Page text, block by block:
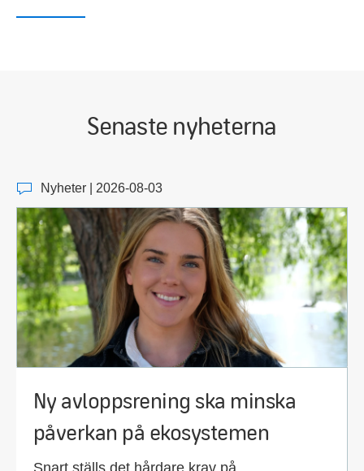
Senaste nyheterna
Nyheter | 2026-08-03
Ny avloppsrening ska minska
påverkan på ekosystemen